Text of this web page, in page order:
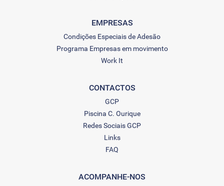
EMPRESAS
Condições Especiais de Adesão
Programa Empresas em movimento
Work It
CONTACTOS
GCP
Piscina C. Ourique
Redes Sociais GCP
Links
FAQ
ACOMPANHE-NOS